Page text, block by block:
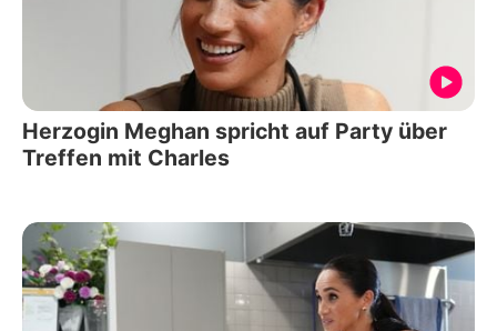
Herzogin Meghan spricht auf Party über
Treffen mit Charles